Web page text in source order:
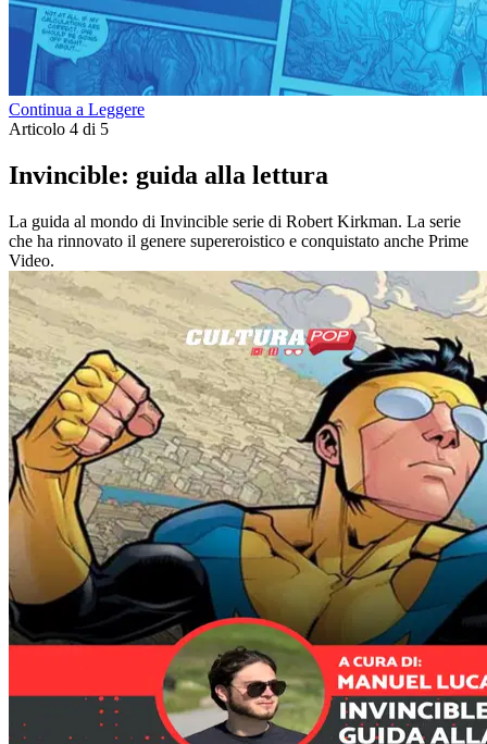
Continua a Leggere
Articolo 4 di 5
Invincible: guida alla lettura
La guida al mondo di Invincible serie di Robert Kirkman. La serie
che ha rinnovato il genere supereroistico e conquistato anche Prime
Video.